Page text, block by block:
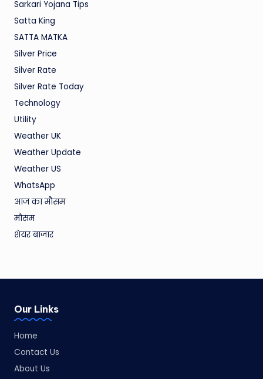
Sarkari Yojana Tips
Satta King
SATTA MATKA
Silver Price
Silver Rate
Silver Rate Today
Technology
Utility
Weather UK
Weather Update
Weather US
WhatsApp
आज का मौसम
मौसम
शेयर बाजार
Our Links
Home
Contact Us
About Us